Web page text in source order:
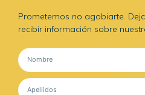
Prometemos no agobiarte.
recibir información sobre